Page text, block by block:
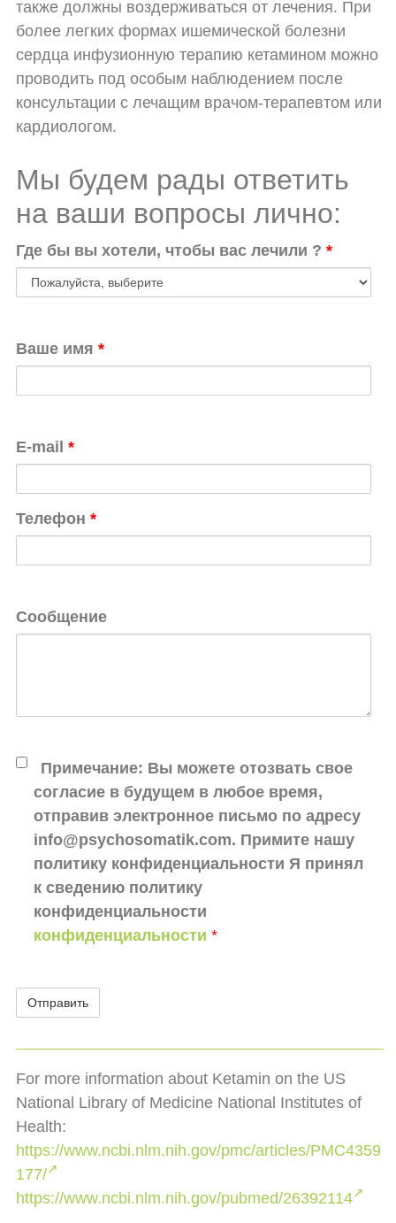
также должны воздерживаться от лечения. При
более легких формах ишемической болезни
сердца инфузионную терапию кетамином можно
проводить под особым наблюдением после
консультации с лечащим врачом-терапевтом или
кардиологом.
Мы будем рады ответить
на ваши вопросы лично:
Где бы вы хотели, чтобы вас лечили ? *
Ваше имя *
E-mail *
Телефон *
Сообщение
Примечание: Вы можете отозвать свое
согласие в будущем в любое время,
отправив электронное письмо по адресу
info@psychosomatik.com. Примите нашу
политику конфиденциальности Я принял
к сведению политику
конфиденциальности
конфиденциальности *
For more information about Ketamin on the US
National Library of Medicine National Institutes of
Health:
https://www.ncbi.nlm.nih.gov/pmc/articles/PMC4359
177/
https://www.ncbi.nlm.nih.gov/pubmed/26392114